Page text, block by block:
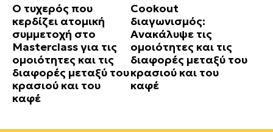
Ο τυχερός που
κερδίζει ατομική
συμμετοχή στο
Masterclass για τις
ομοιότητες και τις
διαφορές μεταξύ του
κρασιού και του
καφέ
Cookout
διαγωνισμός:
Ανακάλυψε τις
ομοιότητες και τις
διαφορές μεταξύ του
κρασιού και του
καφέ